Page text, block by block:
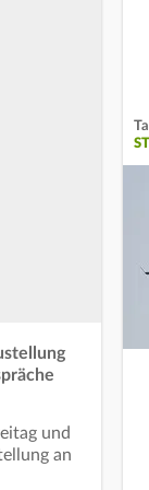
und
an